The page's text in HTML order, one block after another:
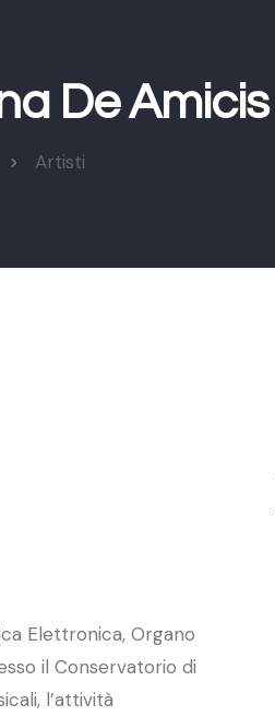
De Amicis
Artisti
Elettronica, Organo
il Conservatorio di
l’attività